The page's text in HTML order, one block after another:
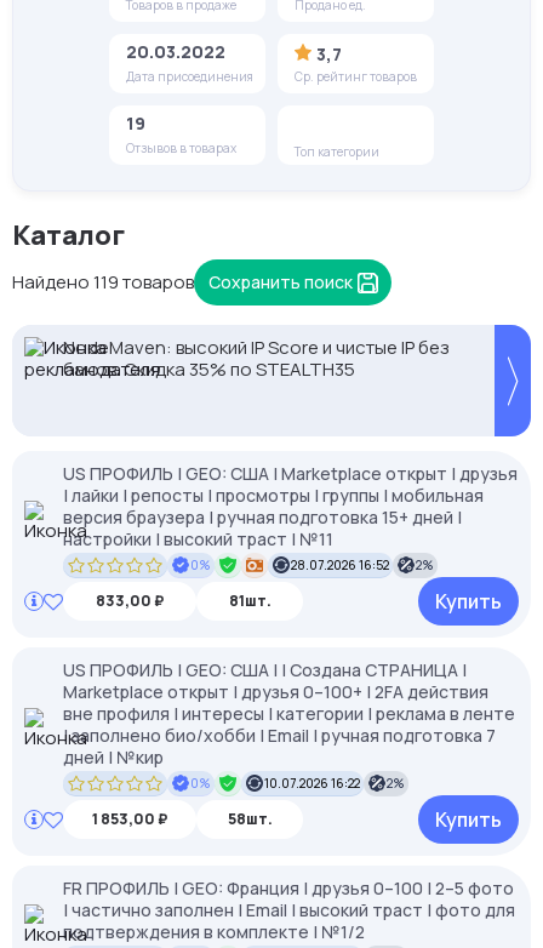
Товаров в продаже Продано ед.
20.03.2022
Дата присоединения
3,7
Ср. рейтинг товаров
19
Отзывов в товарах Топ категории
Каталог
Найдено 119 товаров Сохранить поиск
NodeMaven: высокий IP Score и чистые IP без
банов. Скидка 35% по STEALTH35
Proxys.io - лучшие прокси 💚 Подберём под ваши
задачи 🚀 Промокод Store - 20% на всё!
2328.io — прием крипто платежей
US ПРОФИЛЬ | GEO: США | Marketplace открыт | друзья
| лайки | репосты | просмотры | группы | мобильная
версия браузера | ручная подготовка 15+ дней |
настройки | высокий траст | №11
0% 28.07.2026 16:52 2%
833,00 ₽ 81шт. Купить
US ПРОФИЛЬ | GEO: США | | Создана СТРАНИЦА |
Marketplace открыт | друзья 0–100+ | 2FA действия
вне профиля | интересы | категории | реклама в ленте
| заполнено био/хобби | Email | ручная подготовка 7
дней | №кир
0% 10.07.2026 16:22 2%
1 853,00 ₽ 58шт. Купить
FR ПРОФИЛЬ | GEO: Франция | друзья 0–100 | 2–5 фото
| частично заполнен | Email | высокий траст | фото для
подтверждения в комплекте | №1/2